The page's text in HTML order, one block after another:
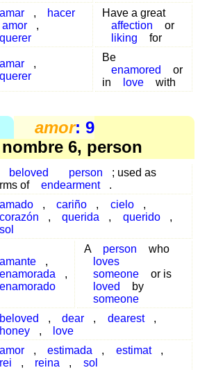
amar ,
hacer
,
querer
Have a great
affection
or
liking
for
amar
,
querer
Be
enamored
or
in
love with
amor: 9
nombre 6, person
beloved person
; used as
of
endearment .
amado , cariño , cielo
,
corazón
, querida , querido
,
sol
amante
,
enamorada
,
enamorado
A person
who
loves
someone
or is
loved
by
someone
beloved , dear , dearest
,
honey
, love
amor , estimada , estimat
,
rei
, reina , sol